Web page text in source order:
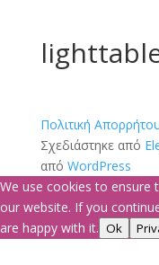
Πολιτική
Σχεδιάστηκε από
από WordPress
We use cookies to ensure
our website. If you
are happy with it. Ok